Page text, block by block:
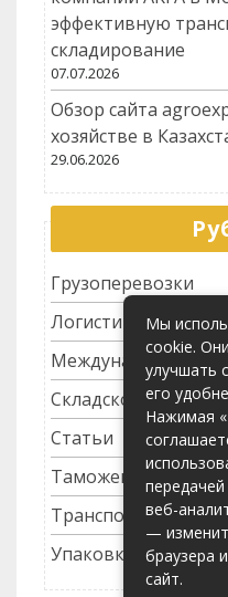
эффективную
складирование
07.07.2026
Обзор сайта
хозяйстве в
29.06.2026
Грузоперевозки
Логистика
Международные
Складское
Статьи
Таможенное
Транспортные
Упаковка грузов
Мы
cookie.
улучшать
его
Нажимая
веб-
—
браузера
сайт.